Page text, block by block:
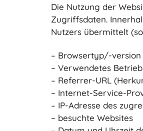
Die Nutzung der
Zugriffsdaten.
Nutzers übermittelt
– Browsertyp/-version
– Verwendetes
– Referrer-URL
– Internet-Service-
– IP-Adresse des
– besuchte Websites